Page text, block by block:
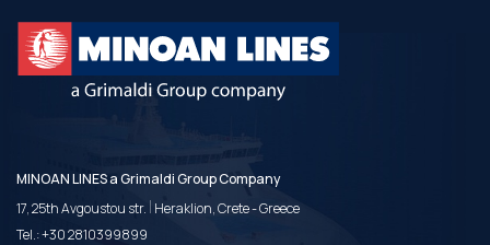
MINOAN LINES a Grimaldi Group Company
17, 25th Avgoustou str. | Heraklion, Crete - Greece
Tel.:+30 2810399899